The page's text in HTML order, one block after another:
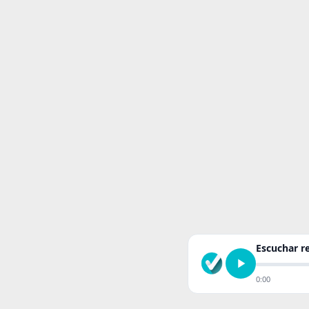
Escuchar
0:00